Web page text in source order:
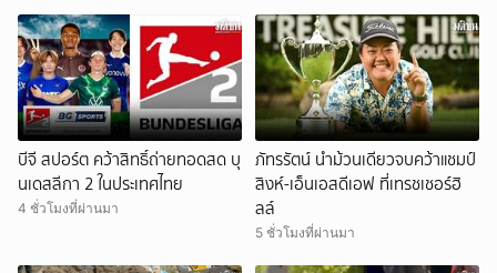
บีจี สปอร์ต คว้าสิทธิ์ถ่ายทอดสด บุ
นเดสลีกา 2 ในประเทศไทย
4 ชั่วโมงที่ผ่านมา
ภัทรรัตน์ นำม้วนเดียวจบคว้าแชมป์
สิงห์-เอ็นเอสดีเอฟ ที่เทรชเชอร์ฮิ
ลล์
5 ชั่วโมงที่ผ่านมา